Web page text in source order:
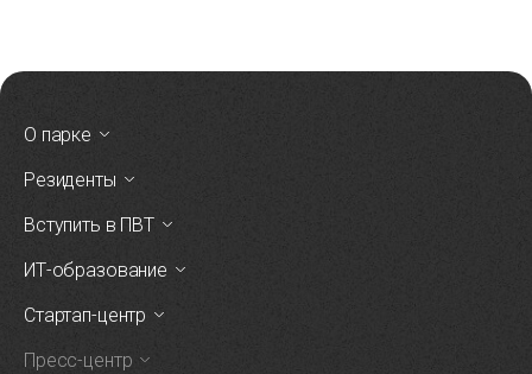
О парке
Резиденты
Вступить в ПВТ
ИТ-образование
Стартап-центр
Пресс-центр